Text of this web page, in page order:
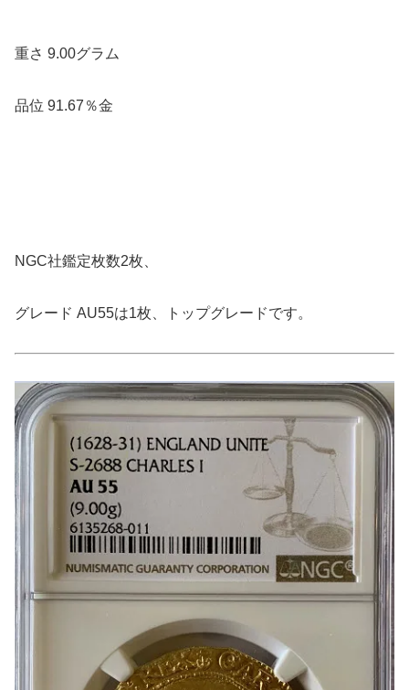
重さ 9.00グラム
品位 91.67％金
NGC社鑑定枚数2枚、
グレード AU55は1枚、トップグレードです。